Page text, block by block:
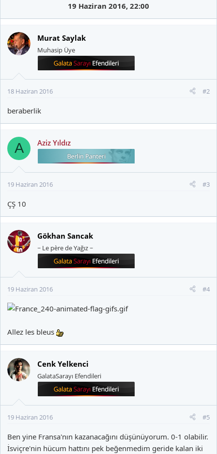
19 Haziran 2016, 22:00
Murat Saylak
Muhasip Üye
18 Haziran 2016 #2
beraberlik
A Aziz Yıldız
19 Haziran 2016 #3
ÇŞ 10
Gökhan Sancak
~ Le père de Yağız ~
19 Haziran 2016 #4
Allez les bleus
Cenk Yelkenci
GalataSarayı Efendileri
19 Haziran 2016 #5
Ben yine Fransa'nın kazanacağını düşünüyorum. 0-1 olabilir.
İsviçre'nin hücum hattını pek beğenmedim geride kalan iki